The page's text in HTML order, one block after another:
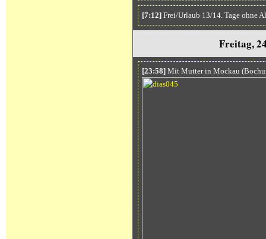
[7:12]Frei/Urlaub 13/14. Tage ohne
Freitag,
[23:58]Mit Mutter in Mockau